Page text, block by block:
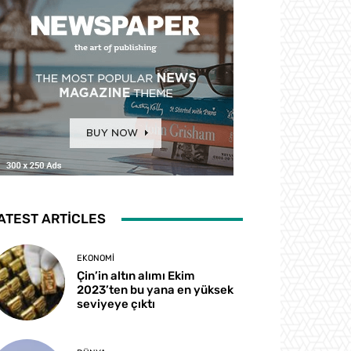
ARTICLES
EKONOMI
Çin’in altın alımı Ekim
2023’ten bu yana en yüksek
seviyeye çıktı